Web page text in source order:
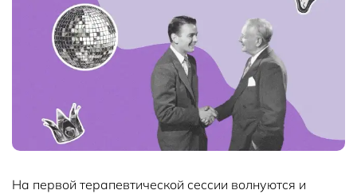
На первой терапевтической сессии волнуются и